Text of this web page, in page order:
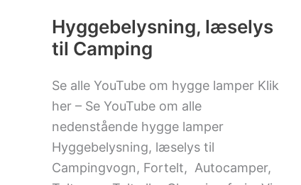
Hyggebelysning, læselys
til Camping
Se alle YouTube om hygge lamper Klik
her – Se YouTube om alle
nedenstående hygge lamper
Hyggebelysning, læselys til
Campingvogn, Fortelt, Autocamper,
Camping